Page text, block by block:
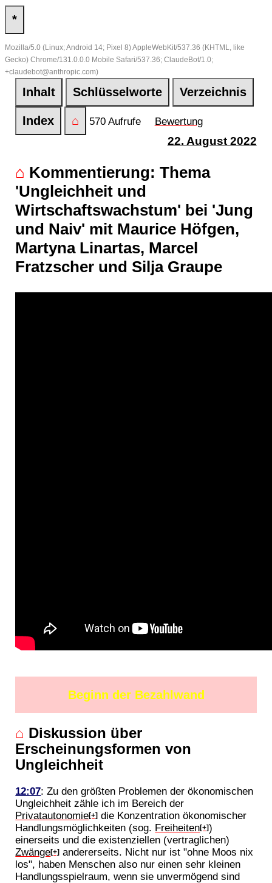
*
Mozilla/5.0 (Linux; Android 14; Pixel 8) AppleWebKit/537.36 (KHTML, like
Gecko) Chrome/131.0.0.0 Mobile Safari/537.36; ClaudeBot/1.0;
+claudebot@anthropic.com)
Inhalt Schlüsselworte Verzeichnis
Index ⌂ 570 Aufrufe Bewertung
22. August 2022
⌂ Kommentierung: Thema
'Ungleichheit und
Wirtschaftswachstum' bei 'Jung
und Naiv' mit Maurice Höfgen,
Martyna Linartas, Marcel
Fratzscher und Silja Graupe
Beginn der Bezahlwand
⌂ Diskussion über
Erscheinungsformen von
Ungleichheit
12:07: Zu den größten Problemen der ökonomischen
Ungleichheit zähle ich im Bereich der
Privatautonomie[+] die Konzentration ökonomischer
Handlungsmöglichkeiten (sog. Freiheiten[+])
einerseits und die existenziellen (vertraglichen)
Zwänge[+] andererseits. Nicht nur ist "ohne Moos nix
los", haben Menschen also nur einen sehr kleinen
Handlungsspielraum, wenn sie unvermögend sind